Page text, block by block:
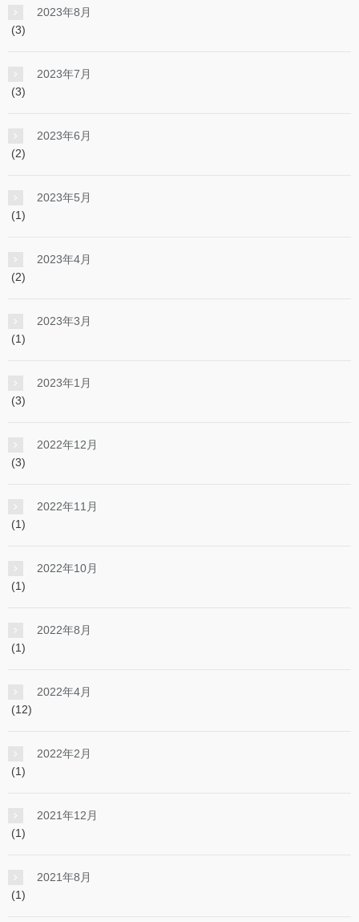
2023年8月
(3)
2023年7月
(3)
2023年6月
(2)
2023年5月
(1)
2023年4月
(2)
2023年3月
(1)
2023年1月
(3)
2022年12月
(3)
2022年11月
(1)
2022年10月
(1)
2022年8月
(1)
2022年4月
(12)
2022年2月
(1)
2021年12月
(1)
2021年8月
(1)